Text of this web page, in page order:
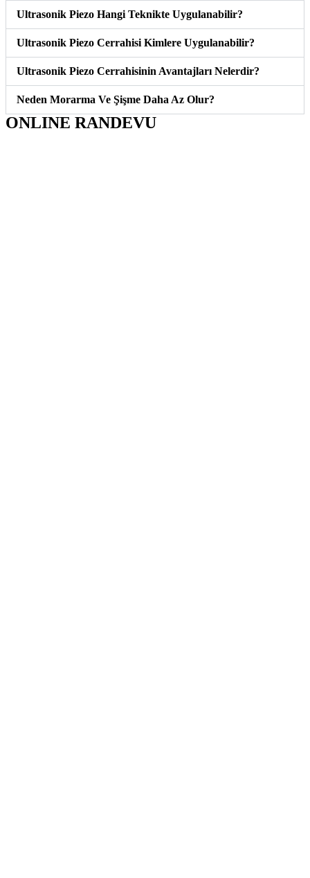
Ultrasonik Piezo Hangi Teknikte Uygulanabilir?
Ultrasonik Piezo Cerrahisi Kimlere Uygulanabilir?
Ultrasonik Piezo Cerrahisinin Avantajları Nelerdir?
Neden Morarma Ve Şişme Daha Az Olur?
ONLINE RANDEVU